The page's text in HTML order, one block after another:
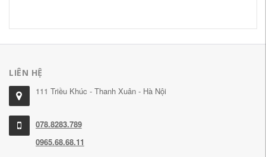
LIÊN HỆ
111 Triều Khúc - Thanh Xuân - Hà Nội
078.8283.789
0965.68.68.11